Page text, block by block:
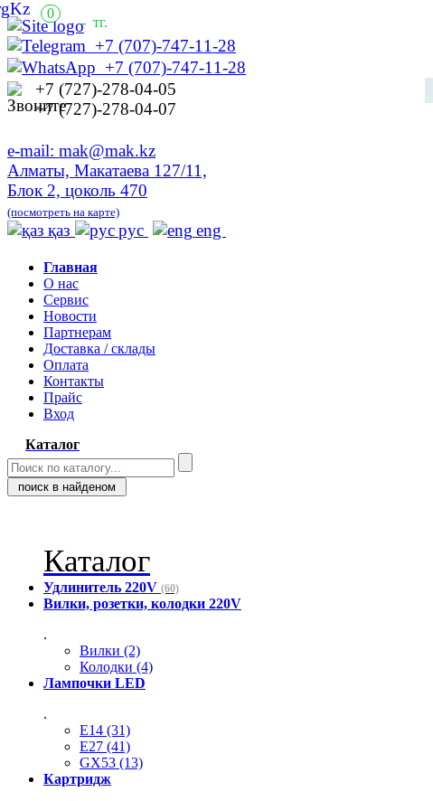
+7 (707)-747-11-28
+7 (707)-747-11-28
+7 (727)-278-04-05
+7 (727)-278-04-07
e-mail: mak@mak.kz
Алматы, Макатаева 127/11,
Блок 2, цоколь 470
(посмотреть на карте)
рус
қаз eng
Главная
О нас
Сервис
Новости
Партнерам
Доставка / склады
Оплата
Контакты
Прайс
Вход
Каталог
0
- тг.
Каталог
Удлинитель 220V (60)
Вилки, розетки, колодки 220V
.
Вилки (2)
Колодки (4)
Лампочки LED
.
E14 (31)
E27 (41)
GX53 (13)
Картридж